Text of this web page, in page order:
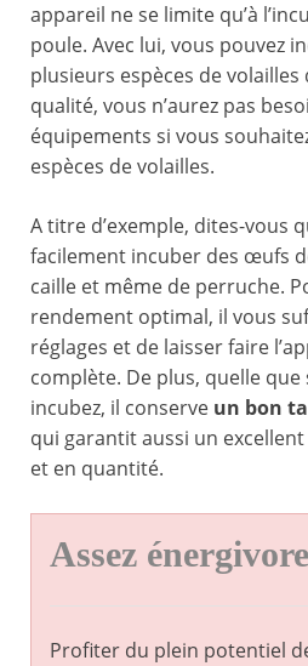
appareil ne se limite qu’à
poule. Avec lui, vous pouvez
plusieurs espèces de
qualité, vous n’aurez pas
équipements si vous
espèces de volailles.
A titre d’exemple, dites-vous
facilement incuber des œufs
caille et même de perruche.
rendement optimal, il vous
réglages et de laisser faire
complète. De plus, quelle que
incubez, il conserve un bon
qui garantit aussi un
et en quantité.
Assez énergivore
Profiter du plein potentiel